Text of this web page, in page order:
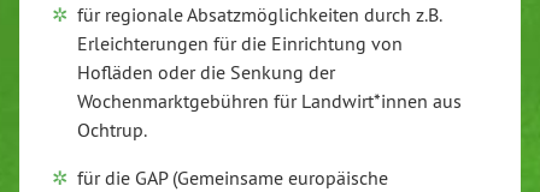
für regionale Absatzmöglichkeiten durch z.B.
Erleichterungen für die Einrichtung von
Hofläden oder die Senkung der
Wochenmarktgebühren für Landwirt*innen aus
Ochtrup.
für die GAP (Gemeinsame europäische